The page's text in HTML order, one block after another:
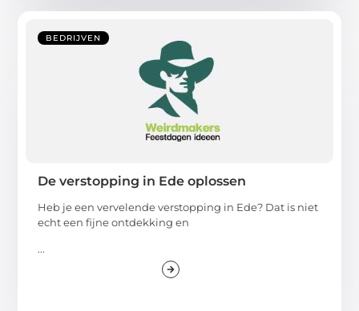
BEDRIJVEN
De verstopping in Ede oplossen
Heb je een vervelende verstopping in Ede? Dat is niet
echt een fijne ontdekking en
...